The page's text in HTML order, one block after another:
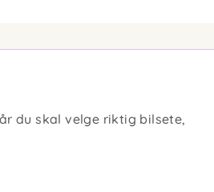
du skal velge riktig bilsete,